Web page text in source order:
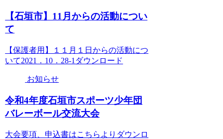
【石垣市】11月からの活動につい
て
【保護者用】１１月１日からの活動につ
いて2021．10．28-1ダウンロード
お知らせ
令和4年度石垣市スポーツ少年団
バレーボール交流大会
大会要項、申込書はこちらよりダウンロ